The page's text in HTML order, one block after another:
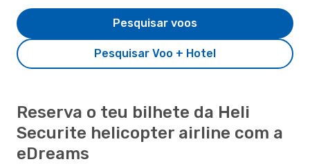
Pesquisar Voo + Hotel
Pesquisar voos
Reserva o teu bilhete da Heli
Securite helicopter airline com a
eDreams